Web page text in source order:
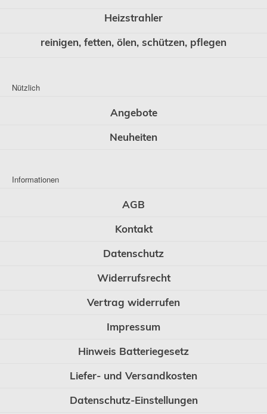
Heizstrahler
reinigen, fetten, ölen, schützen, pflegen
Nützlich
Angebote
Neuheiten
Informationen
AGB
Kontakt
Datenschutz
Widerrufsrecht
Vertrag widerrufen
Impressum
Hinweis Batteriegesetz
Liefer- und Versandkosten
Datenschutz-Einstellungen